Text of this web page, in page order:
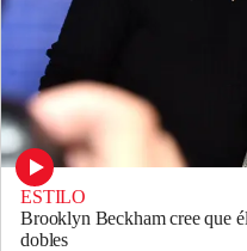
ESTILO
Brooklyn Beckham cree que
dobles